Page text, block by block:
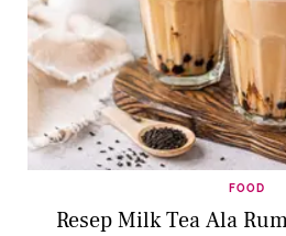
FOOD
Resep Milk Tea Ala